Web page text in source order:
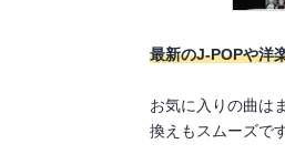
最新のJ-POPや洋
お気に入りの曲は
換えもスムーズで